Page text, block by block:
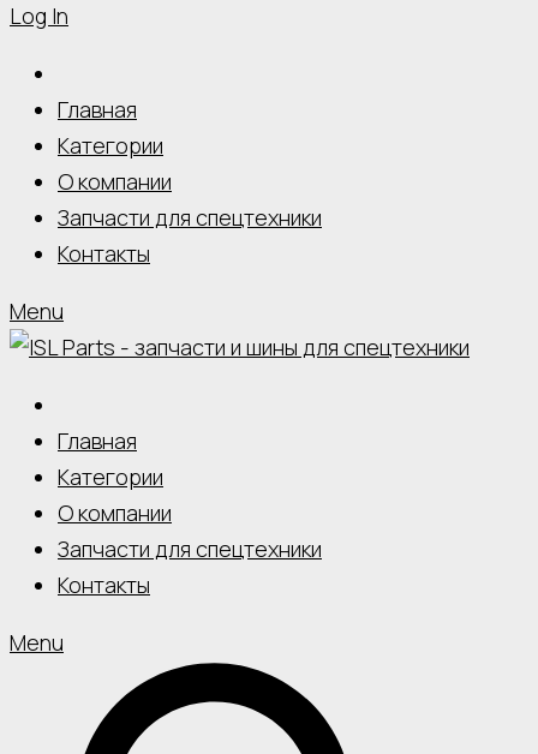
Log In
Главная
Категории
О компании
Запчасти для спецтехники
Контакты
Menu
Главная
Категории
О компании
Запчасти для спецтехники
Контакты
Menu